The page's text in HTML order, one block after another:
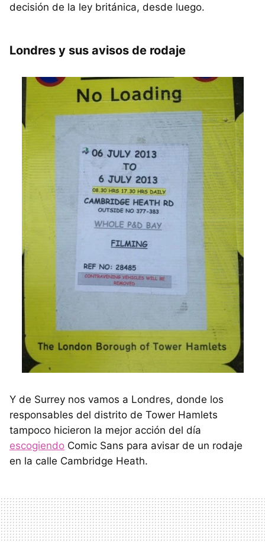
decisión de la ley británica, desde luego.
Londres y sus avisos de rodaje
Y de Surrey nos vamos a Londres, donde los
responsables del distrito de Tower Hamlets
tampoco hicieron la mejor acción del día
escogiendo Comic Sans para avisar de un rodaje
en la calle Cambridge Heath.